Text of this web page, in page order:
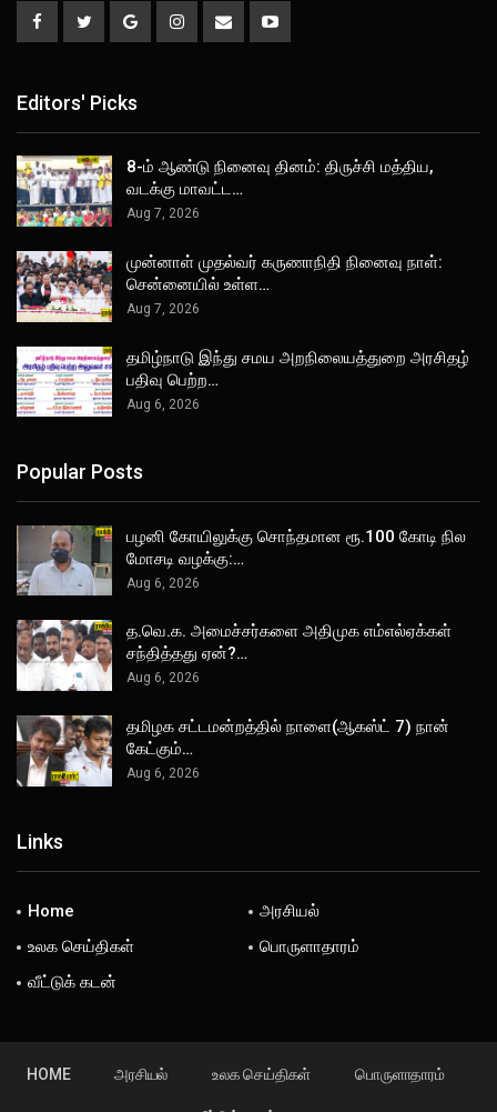
Editors' Picks
8-ம் ஆண்டு நினைவு தினம்: திருச்சி மத்திய,
வடக்கு மாவட்ட…
Aug 7, 2026
முன்னாள் முதல்வர் கருணாநிதி நினைவு நாள்:
சென்னையில் உள்ள…
Aug 7, 2026
தமிழ்நாடு இந்து சமய அறநிலையத்துறை அரசிதழ்
பதிவு பெற்ற…
Aug 6, 2026
Popular Posts
பழனி கோயிலுக்கு சொந்தமான ரூ.100 கோடி நில
மோசடி வழக்கு:…
Aug 6, 2026
த.வெ.க. அமைச்சர்களை அதிமுக எம்எல்ஏக்கள்
சந்தித்தது ஏன்?…
Aug 6, 2026
தமிழக சட்டமன்றத்தில் நாளை(ஆகஸ்ட் 7) நான்
கேட்கும்…
Aug 6, 2026
Links
Home
அரசியல்
உலக செய்திகள்
பொருளாதாரம்
வீட்டுக் கடன்
HOME அரசியல் உலக செய்திகள் பொருளாதாரம்